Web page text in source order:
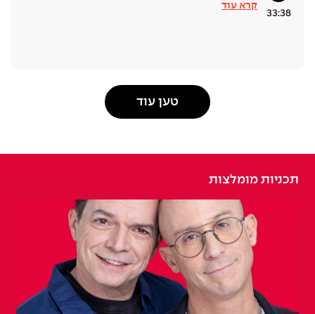
33:38
קרא עוד
טען עוד
תכניות מומלצות